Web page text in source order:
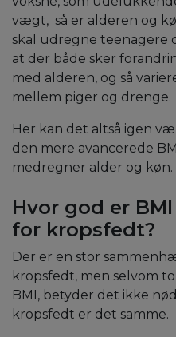
vægt, så er alderen og
skal udregne teenagere
at der både sker
med alderen, og så
mellem piger og drenge.
Her kan det altså igen
den mere avancerede
medregner alder og køn.
Hvor god er
for kropsfedt?
Der er en stor
kropsfedt, men selvom
BMI, betyder det ikke
kropsfedt er det samme.